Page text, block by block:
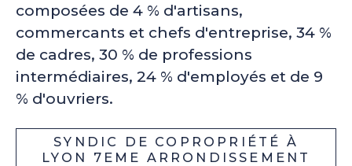
composées de 4 % d'artisans,
commercants et chefs d'entreprise, 34 %
de cadres, 30 % de professions
intermédiaires, 24 % d'employés et de 9
% d'ouvriers.
SYNDIC DE COPROPRIÉTÉ À
LYON 7EME ARRONDISSEMENT